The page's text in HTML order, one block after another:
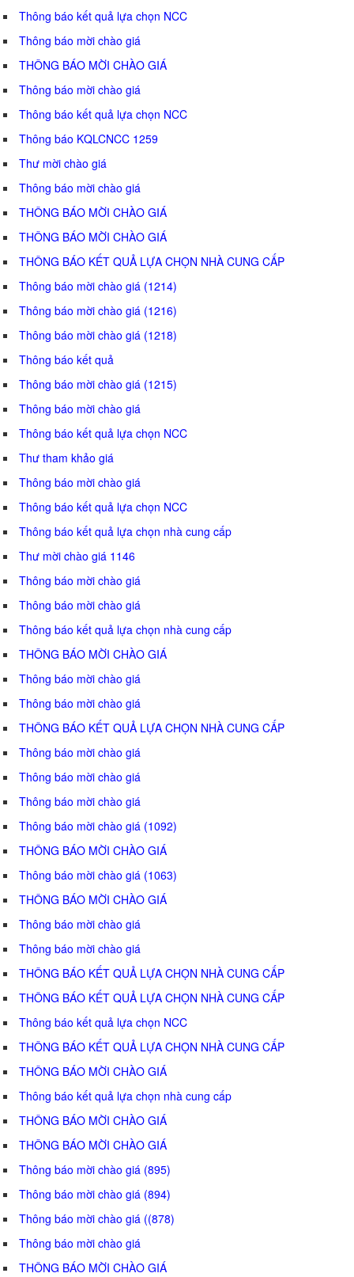
Thông báo kết quả lựa chọn NCC
Thông báo mời chào giá
THÔNG BÁO MỜI CHÀO GIÁ
Thông báo mời chào giá
Thông báo kết quả lựa chọn NCC
Thông báo KQLCNCC 1259
Thư mời chào giá
Thông báo mời chào giá
THÔNG BÁO MỜI CHÀO GIÁ
THÔNG BÁO MỜI CHÀO GIÁ
THÔNG BÁO KẾT QUẢ LỰA CHỌN NHÀ CUNG CẤP
Thông báo mời chào giá (1214)
Thông báo mời chào giá (1216)
Thông báo mời chào giá (1218)
Thông báo kết quả
Thông báo mời chào giá (1215)
Thông báo mời chào giá
Thông báo kết quả lựa chọn NCC
Thư tham khảo giá
Thông báo mời chào giá
Thông báo kết quả lựa chọn NCC
Thông báo kết quả lựa chọn nhà cung cấp
Thư mời chào giá 1146
Thông báo mời chào giá
Thông báo mời chào giá
Thông báo kết quả lựa chọn nhà cung cấp
THÔNG BÁO MỜI CHÀO GIÁ
Thông báo mời chào giá
Thông báo mời chào giá
THÔNG BÁO KẾT QUẢ LỰA CHỌN NHÀ CUNG CẤP
Thông báo mời chào giá
Thông báo mời chào giá
Thông báo mời chào giá
Thông báo mời chào giá (1092)
THÔNG BÁO MỜI CHÀO GIÁ
Thông báo mời chào giá (1063)
THÔNG BÁO MỜI CHÀO GIÁ
Thông báo mời chào giá
Thông báo mời chào giá
THÔNG BÁO KẾT QUẢ LỰA CHỌN NHÀ CUNG CẤP
THÔNG BÁO KẾT QUẢ LỰA CHỌN NHÀ CUNG CẤP
Thông báo kết quả lựa chọn NCC
THÔNG BÁO KẾT QUẢ LỰA CHỌN NHÀ CUNG CẤP
THÔNG BÁO MỜI CHÀO GIÁ
Thông báo kết quả lựa chọn nhà cung cấp
THÔNG BÁO MỜI CHÀO GIÁ
THÔNG BÁO MỜI CHÀO GIÁ
Thông báo mời chào giá (895)
Thông báo mời chào giá (894)
Thông báo mời chào giá ((878)
Thông báo mời chào giá
THÔNG BÁO MỜI CHÀO GIÁ